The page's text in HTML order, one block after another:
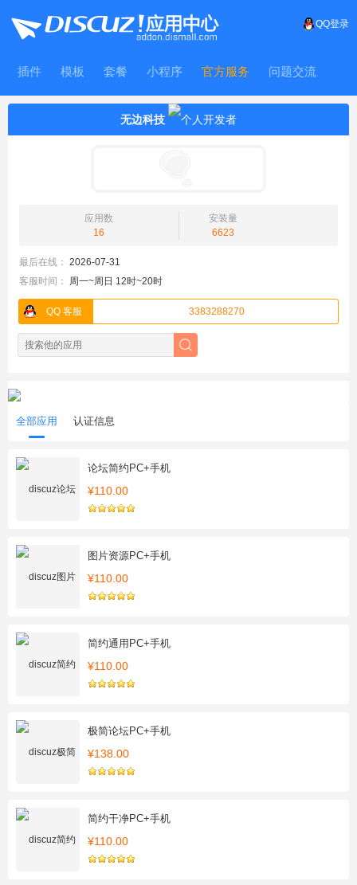
QQ登录
插件 模板 套餐 小程序 官方服务 问题交流
无边科技
应用数
16
安装量
6623
最后在线： 2026-07-31
客服时间：
周一~周日 12时~20时
QQ 客服 3383288270
全部应用 认证信息
论坛简约PC+手机
¥110.00
图片资源PC+手机
¥110.00
简约通用PC+手机
¥110.00
极简论坛PC+手机
¥138.00
简约干净PC+手机
¥110.00